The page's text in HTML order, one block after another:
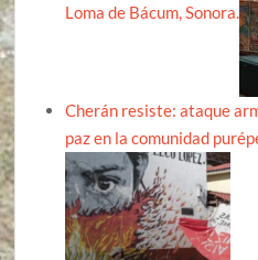
Loma de Bácum, Sonora.
Cherán resiste: ataque
paz en la comunidad